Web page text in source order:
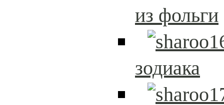
из фольги
зодиака